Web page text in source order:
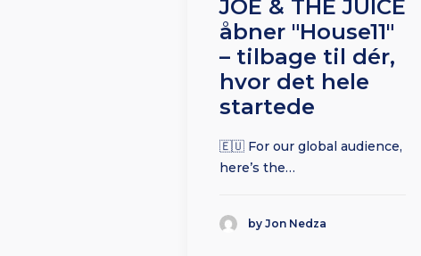
JOE & THE JUICE
åbner "House11"
– tilbage til dér,
hvor det hele
startede
🇪🇺 For our global audience,
here’s the…
by Jon Nedza